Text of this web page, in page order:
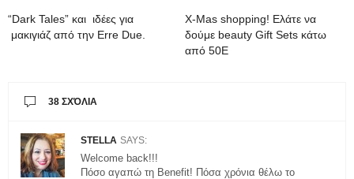
“Dark Tales” και ιδέες για
μακιγιάζ από την Erre Due.
Χ-Mas shopping! Ελάτε να
δούμε beauty Gift Sets κάτω
από 50Ε
38 ΣΧΌΛΙΑ
STELLA SAYS:
Welcome back!!!
Πόσο αγαπώ τη Benefit! Πόσα χρόνια θέλω το